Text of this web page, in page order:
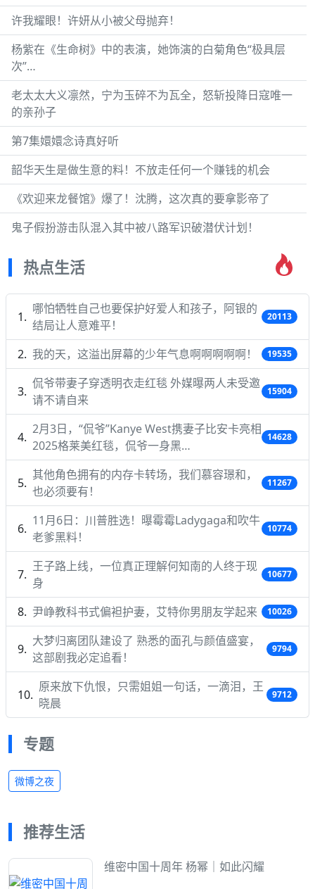
许我耀眼！许妍从小被父母抛弃！
杨紫在《生命树》中的表演，她饰演的白菊角色“极具层
次”…
老太太大义凛然，宁为玉碎不为瓦全，怒斩投降日寇唯一
的亲孙子
第7集嬛嬛念诗真好听
韶华天生是做生意的料！不放走任何一个赚钱的机会
《欢迎来龙餐馆》爆了！沈腾，这次真的要拿影帝了
鬼子假扮游击队混入其中被八路军识破潜伏计划！
热点生活
哪怕牺牲自己也要保护好爱人和孩子，阿银的
结局让人意难平！
20113
我的天，这溢出屏幕的少年气息啊啊啊啊啊！ 19535
侃爷带妻子穿透明衣走红毯 外媒曝两人未受邀
请不请自来
15904
2月3日，“侃爷”Kanye West携妻子比安卡亮相
2025格莱美红毯，侃爷一身黑…
14628
其他角色拥有的内存卡转场，我们慕容璟和，
也必须要有！
11267
11月6日：川普胜选！曝霉霉Ladygaga和吹牛
老爹黑料！
10774
王子路上线，一位真正理解何知南的人终于现
身
10677
尹峥教科书式偏袒护妻，艾特你男朋友学起来 10026
大梦归离团队建设了 熟悉的面孔与颜值盛宴，
这部剧我必定追看！
9794
原来放下仇恨，只需姐姐一句话，一滴泪，王
晓晨
9712
专题
微博之夜
推荐生活
维密中国十周年 杨幂｜如此闪耀